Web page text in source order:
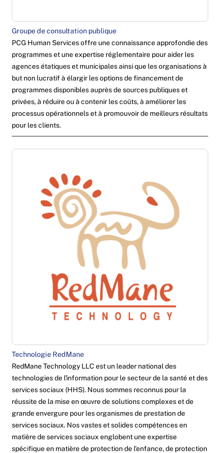
Groupe de consultation publique
PCG Human Services offre une connaissance approfondie des
programmes et une expertise réglementaire pour aider les
agences étatiques et municipales ainsi que les organisations à
but non lucratif à élargir les options de financement de
programmes disponibles auprès de sources publiques et
privées, à réduire ou à contenir les coûts, à améliorer les
processus opérationnels et à promouvoir de meilleurs résultats
pour les clients.
Technologie RedMane
RedMane Technology LLC est un leader national des
technologies de l'information pour le secteur de la santé et des
services sociaux (HHS). Nous sommes reconnus pour la
réussite de la mise en œuvre de solutions complexes et de
grande envergure pour les organismes de prestation de
services sociaux. Nos vastes et solides compétences en
matière de services sociaux englobent une expertise
spécifique en matière de protection de l'enfance, de protection